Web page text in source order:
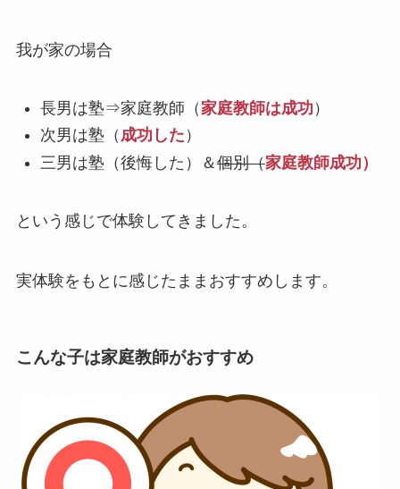
我が家の場合
長男は塾⇒家庭教師（家庭教師は成功 ）
次男は塾（ 成功した ）
三男は塾（後悔した）＆個別（家庭教師成功）
という感じで体験してきました。
実体験をもとに感じたままおすすめします。
こんな子は家庭教師がおすすめ